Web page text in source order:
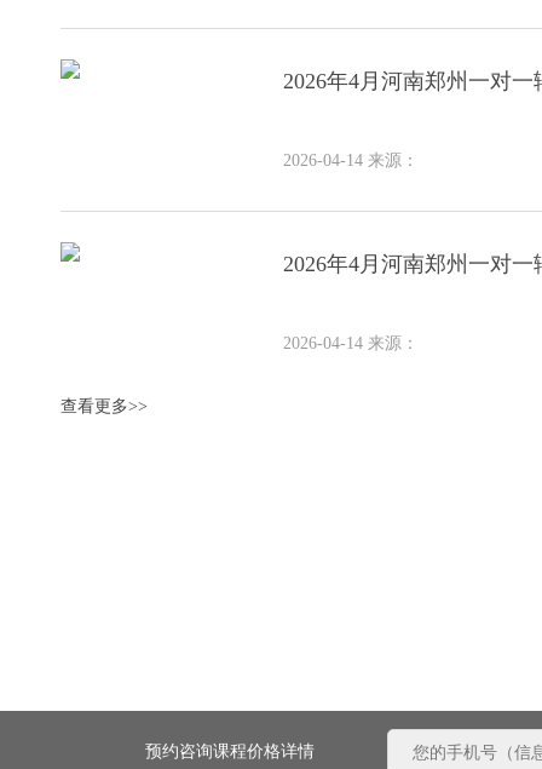
2026年4月河南郑州⼀对
2026-04-14 来源：
2026年4⽉河南郑州⼀对
2026-04-14 来源：
查看更多>>
预约咨询课程价格详情